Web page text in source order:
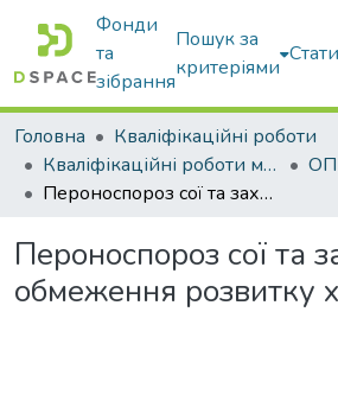
Фонди
та
зібрання
Пошук за
критеріями
Головна
Кваліфікаційні роботи
Кваліфікаційні роботи магістрів
Пероноспороз сої та заходи щодо обмеження розвитку хвороби
Пероноспороз сої та
обмеження розвитку